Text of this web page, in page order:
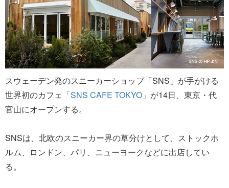
スウェーデン発のスニーカーショップ「SNS」が手がける
世界初のカフェ 「SNS CAFE TOKYO」 が14日、東京・代
官山にオープンする。
SNSは、北欧のスニーカー界の草分けとして、ストックホ
ルム、ロンドン、パリ、ニューヨークなどに出店してい
る。